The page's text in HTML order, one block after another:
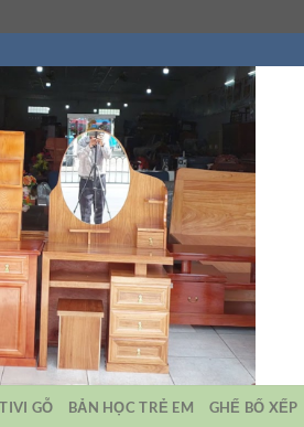
GỖ BẢN HỌC TRẺ EM GHẾ BỐ XẾP